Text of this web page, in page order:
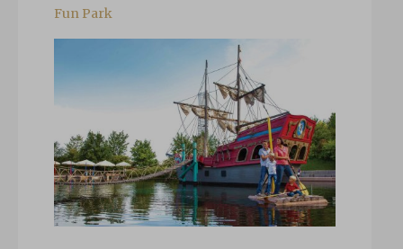
Fun Park